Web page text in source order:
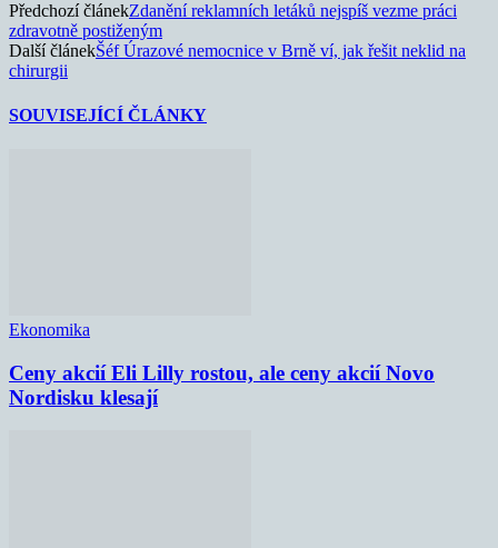
Předchozí článekZdanění reklamních letáků nejspíš vezme práci
zdravotně postiženým
Další článekŠéf Úrazové nemocnice v Brně ví, jak řešit neklid na
chirurgii
SOUVISEJÍCÍ ČLÁNKY
Ekonomika
Ceny akcií Eli Lilly rostou, ale ceny akcií Novo
Nordisku klesají